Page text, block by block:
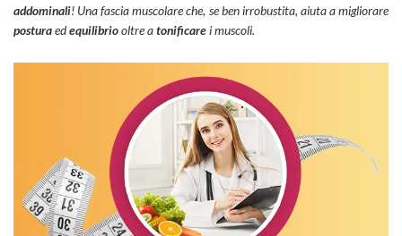
addominali! Una fascia muscolare che, se ben irrobustita, aiuta a migliorare
posturaedequilibriooltre atonificarei muscoli.